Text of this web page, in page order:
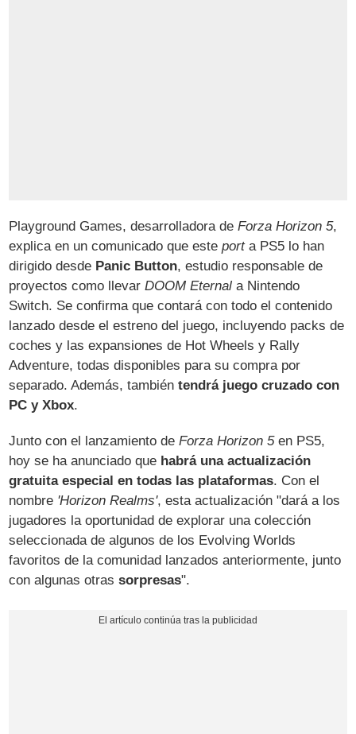
Playground Games, desarrolladora deForza Horizon 5,
explica en un comunicado que esteporta PS5 lo han
dirigido desde Panic Button, estudio responsable de
proyectos como llevarDOOM Eternal a Nintendo
Switch. Se confirma que contará con todo el contenido
lanzado desde el estreno del juego, incluyendo packs de
coches y las expansiones de Hot Wheels y Rally
Adventure, todas disponibles para su compra por
separado. Además, tambiéntendrá juego cruzado con
PC y Xbox.
Junto con el lanzamiento deForza Horizon 5en PS5,
hoy se ha anunciado que habrá una actualización
gratuita especial en todas las plataformas. Con el
nombre 'Horizon Realms', esta actualización "dará a los
jugadores la oportunidad de explorar una colección
seleccionada de algunos de los Evolving Worlds
favoritos de la comunidad lanzados anteriormente, junto
con algunas otrassorpresas".